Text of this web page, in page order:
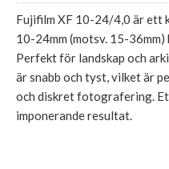
Fujifilm XF 10-24/4,0 är ett
10-24mm (motsv. 15-
Perfekt för landskap och
är snabb och tyst, vilket är
och diskret fotografering.
imponerande resultat.